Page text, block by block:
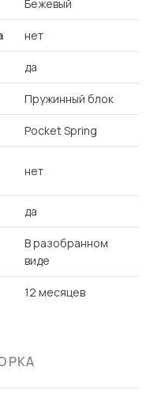
Бежевый
нет
да
Пружинный блок
Pocket Spring
нет
да
В разобранном
виде
12 месяцев